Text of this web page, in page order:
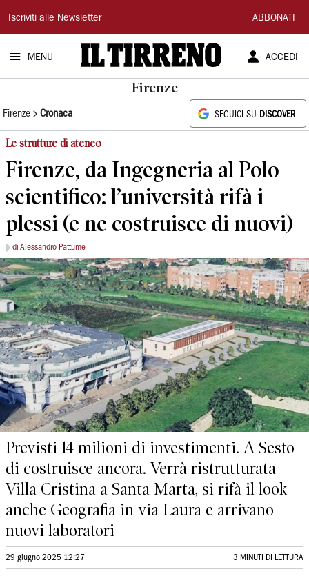
Il
Tirreno
Iscriviti alle Newsletter ABBONATI
MENU ACCEDI
Firenze
Firenze Cronaca SEGUICI SU DISCOVER
Le strutture di ateneo
Firenze, da Ingegneria al Polo
scientifico: l’università rifà i
plessi (e ne costruisce di nuovi)
di Alessandro Pattume
Previsti 14 milioni di investimenti. A Sesto
di costruisce ancora. Verrà ristrutturata
Villa Cristina a Santa Marta, si rifà il look
anche Geografia in via Laura e arrivano
nuovi laboratori
29 giugno 2025 12:27 3 MINUTI DI LETTURA